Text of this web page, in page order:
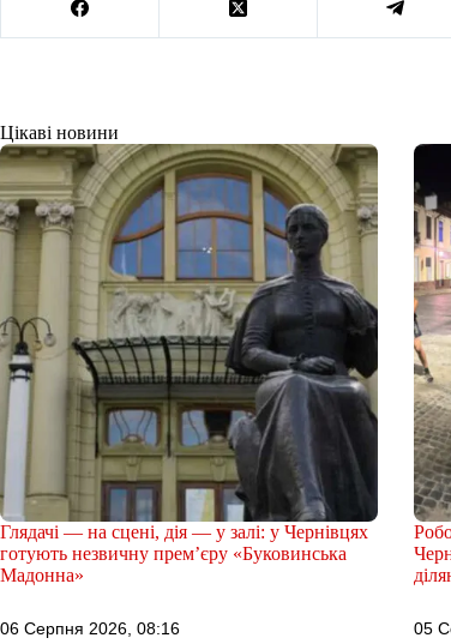
Цікаві новини
Глядачі — на сцені, дія — у залі: у Чернівцях
готують незвичну прем’єру «Буковинська
Мадонна»
06 Серпня 2026, 08:16 05